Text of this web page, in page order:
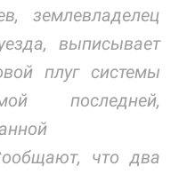
землевладелец
выписывает
плуг системы
последней,
что два